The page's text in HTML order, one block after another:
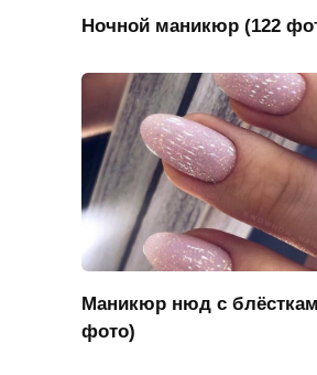
Ночной маникюр (122
Маникюр нюд с
фото)